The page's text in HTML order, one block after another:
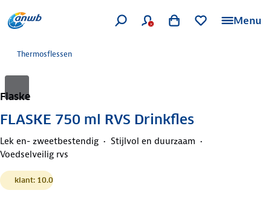
Menu
Thermosflessen
Flaske
FLASKE 750 ml RVS Drinkfles
Lek en- zweetbestendig
Stijlvol en duurzaam
Voedselveilig rvs
klant: 10.0